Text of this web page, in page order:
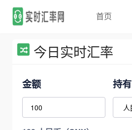
首页
今日实时汇率
金额 持有